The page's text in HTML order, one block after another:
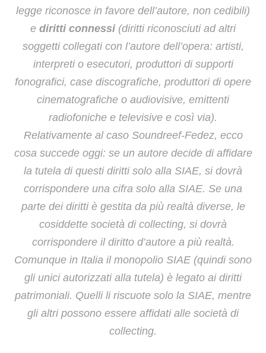
legge riconosce in favore dell’autore, non cedibili)
e diritti connessi (diritti riconosciuti ad altri
soggetti collegati con l’autore dell’opera: artisti,
interpreti o esecutori, produttori di supporti
fonografici, case discografiche, produttori di opere
cinematografiche o audiovisive, emittenti
radiofoniche e televisive e così via).
Relativamente al caso Soundreef-Fedez, ecco
cosa succede oggi: se un autore decide di affidare
la tutela di questi diritti solo alla SIAE, si dovrà
corrispondere una cifra solo alla SIAE. Se una
parte dei diritti è gestita da più realtà diverse, le
cosiddette società di collecting, si dovrà
corrispondere il diritto d’autore a più realtà.
Comunque in Italia il monopolio SIAE (quindi sono
gli unici autorizzati alla tutela) è legato ai diritti
patrimoniali. Quelli li riscuote solo la SIAE, mentre
gli altri possono essere affidati alle società di
collecting.